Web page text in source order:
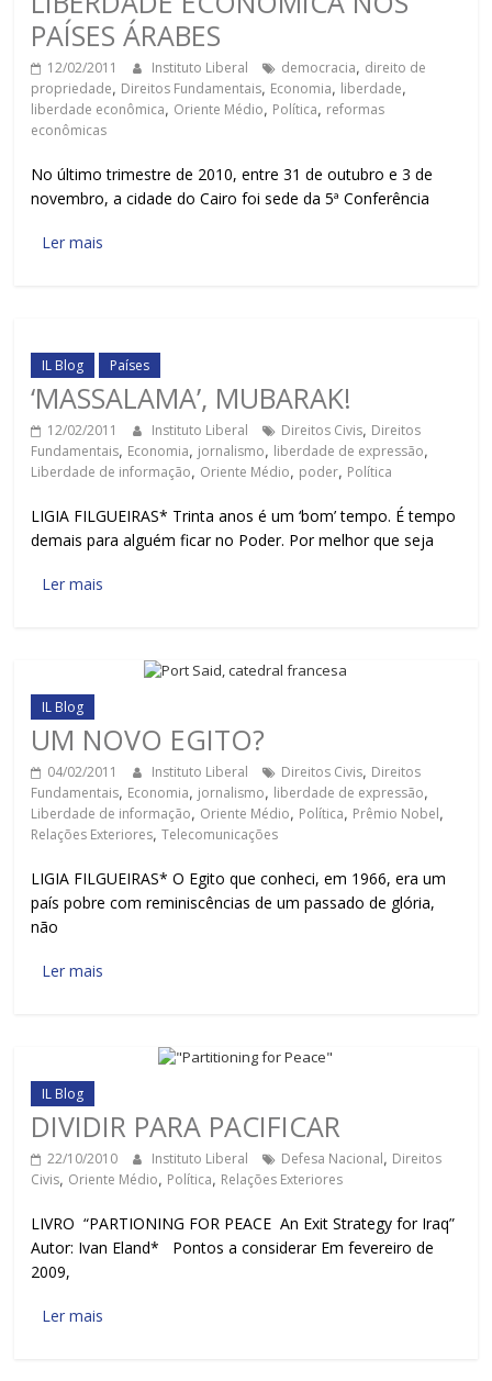
PAÍSES ÁRABES
12/02/2011 Instituto Liberal democracia, direito de
propriedade, Direitos Fundamentais, Economia, liberdade,
liberdade econômica, Oriente Médio, Política, reformas
econômicas
No último trimestre de 2010, entre 31 de outubro e 3 de
novembro, a cidade do Cairo foi sede da 5ª Conferência
Ler mais
IL Blog Países
‘MASSALAMA’, MUBARAK!
12/02/2011 Instituto Liberal Direitos Civis, Direitos
Fundamentais, Economia, jornalismo, liberdade de expressão,
Liberdade de informação, Oriente Médio, poder, Política
LIGIA FILGUEIRAS* Trinta anos é um ‘bom’ tempo. É tempo
demais para alguém ficar no Poder. Por melhor que seja
Ler mais
IL Blog
UM NOVO EGITO?
04/02/2011 Instituto Liberal Direitos Civis, Direitos
Fundamentais, Economia, jornalismo, liberdade de expressão,
Liberdade de informação, Oriente Médio, Política, Prêmio Nobel,
Relações Exteriores,Telecomunicações
LIGIA FILGUEIRAS* O Egito que conheci, em 1966, era um
país pobre com reminiscências de um passado de glória,
não
Ler mais
IL Blog
DIVIDIR PARA PACIFICAR
22/10/2010 Instituto Liberal Defesa Nacional, Direitos
Civis, Oriente Médio, Política, Relações Exteriores
LIVRO “PARTIONING FOR PEACE An Exit Strategy for Iraq”
Autor: Ivan Eland* Pontos a considerar Em fevereiro de
2009,
Ler mais